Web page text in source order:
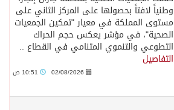
وطنياً لافتاً بحصولها على المركز الثاني على
مستوى المملكة في معيار "تمكين الجمعيات
الصحية"، في مؤشر يعكس حجم الحراك
التطوعي والتنموي المتنامي في القطاع ..
التفاصيل
02/08/2026